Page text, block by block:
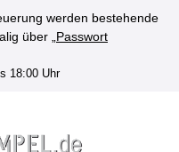
werden bestehende
über „ Passwort
18:00 Uhr